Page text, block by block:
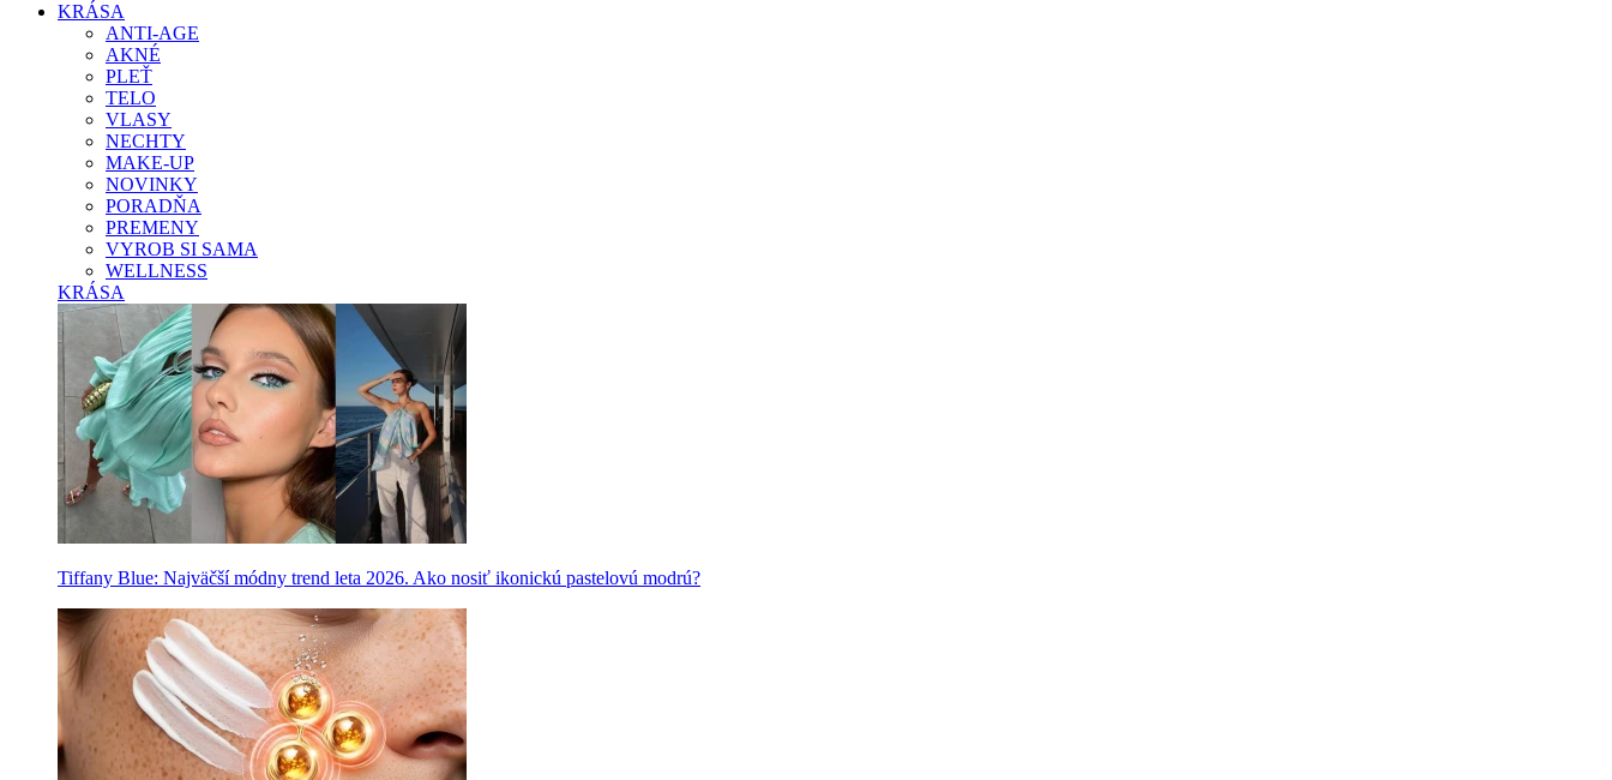
KRÁSA
ANTI-AGE
AKNÉ
PLEŤ
TELO
VLASY
NECHTY
MAKE-UP
NOVINKY
PORADŇA
PREMENY
VYROB SI SAMA
WELLNESS
KRÁSA
Tiffany Blue: Najväčší módny trend leta 2026. Ako nosiť ikonickú pastelovú modrú?